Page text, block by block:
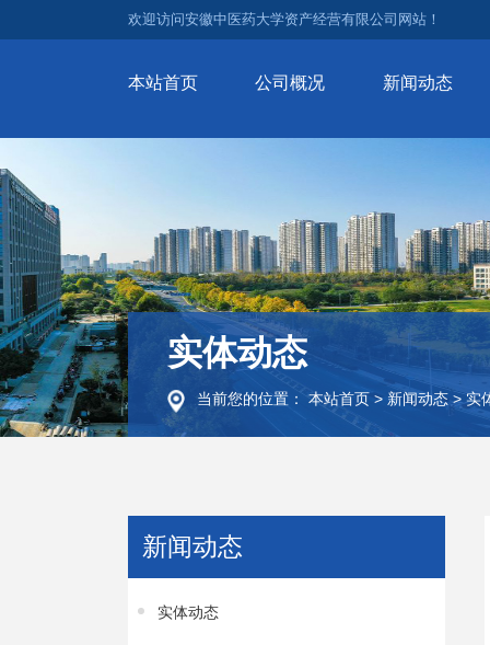
欢迎访问安徽中医药大学资产经营有限公司网站！
本站首页 公司概况 新闻动态
实体动态
当前您的位置： 本站首页> 新闻动态>实
新闻动态
实体动态